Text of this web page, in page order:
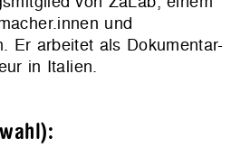
und
Er arbeitet als Dokumentar-
in Italien.